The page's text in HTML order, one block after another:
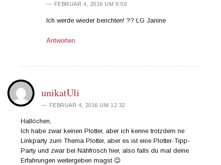
FEBRUAR 4, 2016 UM 9:50
Ich werde wieder berichten! ?? LG Janine
Antworten
unikatUli
FEBRUAR 4, 2016 UM 12:32
Hallöchen,
Ich habe zwar keinen Plotter, aber ich kenne trotzdem ne
Linkparty zum Thema Plotter, aber es ist eine Plotter-Tipp-
Party und zwar bei Nähfrosch hier, also falls du mal deine
Erfahrungen weitergeben magst 😉